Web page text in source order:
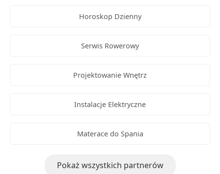
Horoskop Dzienny
Serwis Rowerowy
Projektowanie Wnętrz
Instalacje Elektryczne
Materace do Spania
Pokaż wszystkich partnerów